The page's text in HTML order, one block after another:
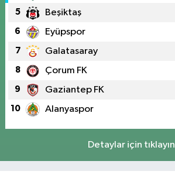
5 Beşiktaş
6 Eyüpspor
7 Galatasaray
8 Çorum FK
9 Gaziantep FK
10 Alanyaspor
Detaylar için tıklayın